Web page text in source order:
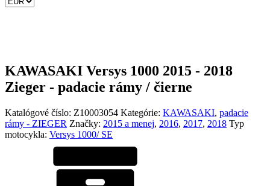
KAWASAKI Versys 1000 2015 - 2018
Zieger - padacie rámy / čierne
Katalógové číslo: Z10003054 Kategórie: KAWASAKI, padacie
rámy - ZIEGER Značky: 2015 a menej, 2016, 2017, 2018 Typ
motocykla: Versys 1000/ SE